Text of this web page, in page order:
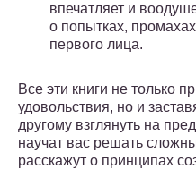
впечатляет и
о попытках,
первого лица.
Все эти книги не только
удовольствия, но и
другому взглянуть на
научат вас решать
расскажут о принципах